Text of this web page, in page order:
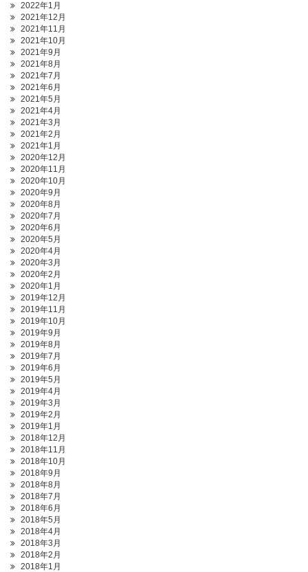
2022年1月
2021年12月
2021年11月
2021年10月
2021年9月
2021年8月
2021年7月
2021年6月
2021年5月
2021年4月
2021年3月
2021年2月
2021年1月
2020年12月
2020年11月
2020年10月
2020年9月
2020年8月
2020年7月
2020年6月
2020年5月
2020年4月
2020年3月
2020年2月
2020年1月
2019年12月
2019年11月
2019年10月
2019年9月
2019年8月
2019年7月
2019年6月
2019年5月
2019年4月
2019年3月
2019年2月
2019年1月
2018年12月
2018年11月
2018年10月
2018年9月
2018年8月
2018年7月
2018年6月
2018年5月
2018年4月
2018年3月
2018年2月
2018年1月